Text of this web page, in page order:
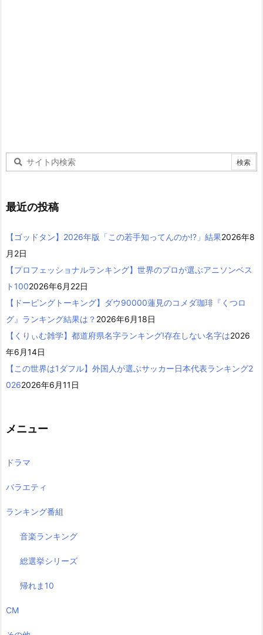
最近の投稿
【ゴッドタン】2026年版「この若手知ってんのか!?」結果2026年8
月2日
【プロフェッショナルランキング】世界のプロが選ぶアニソンベス
ト1002026年6月22日
【ドーピングトーキング】ダウ90000蓮見のコメダ珈琲『くつロ
グ』ランキング結果は？ 2026年6月18日
【くりぃむ雑学】都道府県名字ランキング!存在しない名字は2026
年6月14日
【この世界は1ダフル】外国人が選ぶサッカー日本代表ランキング2
0262026年6月11日
メニュー
ドラマ
バラエティ
ランキング番組
音楽ランキング
総選挙シリーズ
帰れま10
CM